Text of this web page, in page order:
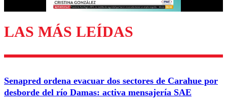
Enviar comentario
LAS MÁS LEÍDAS
Senapred ordena evacuar dos sectores de Carahue por
desborde del río Damas: activa mensajería SAE